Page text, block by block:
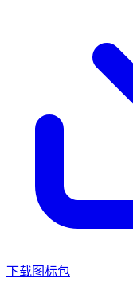
下载图标包